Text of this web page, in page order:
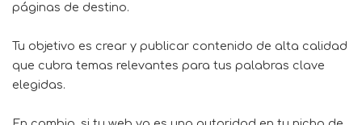
páginas de destino.
Tu objetivo es crear y publicar contenido de alta calidad
que cubra temas relevantes para tus palabras clave
elegidas.